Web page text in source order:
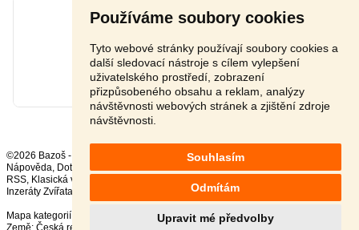
Používáme soubory cookies
Tyto webové stránky používají soubory cookies a
další sledovací nástroje s cílem vylepšení
uživatelského prostředí, zobrazení
přizpůsobeného obsahu a reklam, analýzy
návštěvnosti webových stránek a zjištění zdroje
návštěvnosti.
Souhlasím
Odmítám
Upravit mé předvolby
©2026 Bazoš -
Nápověda, Dotazy ,
,
RSS,
Inzeráty Zvířata celkem:
, za 24 hodin:2401
Mapa kategorií
Nejvyhledávanější výrazy
Země: Česká republika Polsko Rakousko